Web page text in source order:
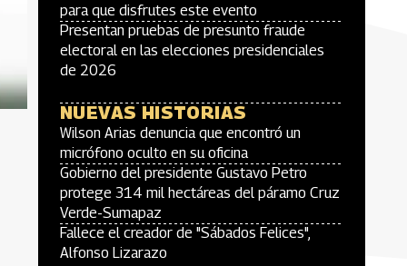
para que disfrutes este evento
Presentan pruebas de presunto fraude
electoral en las elecciones presidenciales
de 2026
NUEVAS HISTORIAS
Wilson Arias denuncia que encontró un
micrófono oculto en su oficina
Gobierno del presidente Gustavo Petro
protege 314 mil hectáreas del páramo Cruz
Verde-Sumapaz
Fallece el creador de "Sábados Felices",
Alfonso Lizarazo